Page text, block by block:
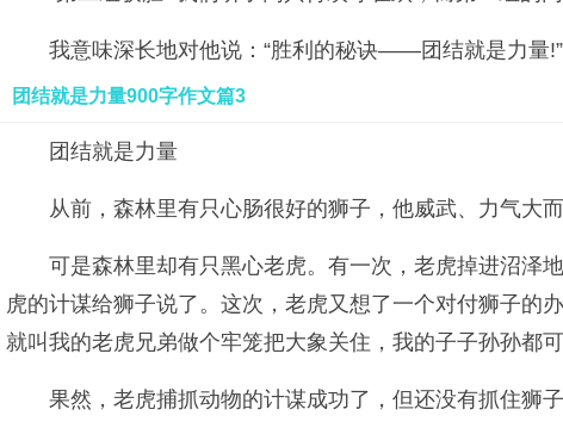
我意味深长地对他说：“胜利的秘诀——团结就是力量!”
团结就是力量900字作文篇3
团结就是力量
从前，森林里有只心肠很好的狮子，他威武、力气大
可是森林里却有只黑心老虎。有一次，老虎掉进沼泽
虎的计谋给狮子说了。这次，老虎又想了一个对付狮子
就叫我的老虎兄弟做个牢笼把大象关住，我的子子孙孙都可
果然，老虎捕抓动物的计谋成功了，但还没有抓住狮